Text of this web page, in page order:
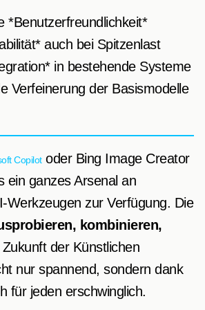
*Benutzerfreundlichkeit*
auch bei Spitzenlast
in bestehende Systeme
Verfeinerung der Basismodelle
Copilotoder Bing Image Creator
ein ganzes Arsenal an
Werkzeugen zur Verfügung. Die
kombinieren,
Zukunft der Künstlichen
nur spannend, sondern dank
für jeden erschwinglich.